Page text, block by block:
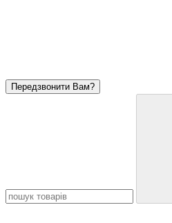
Передзвонити Вам?